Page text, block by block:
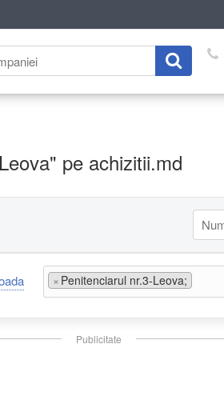
pe achizitii.md
× Penitenciarul nr.3-Leova;
Publicitate